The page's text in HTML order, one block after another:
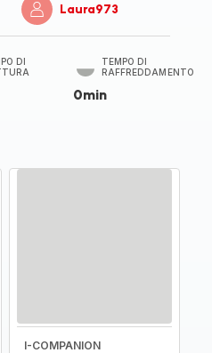
Laura973
DI
TEMPO DI
RAFFREDDAMENTO
0min
I-COMPANION